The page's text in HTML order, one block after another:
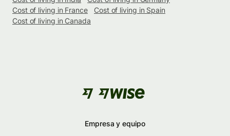
Cost of living in France
Cost of living in Spain
Cost of living in Canada
Empresa y equipo